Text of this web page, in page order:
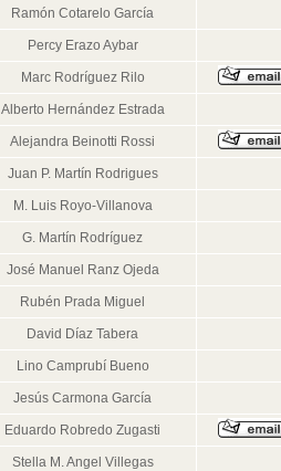
Ramón Cotarelo García
Percy Erazo Aybar
Marc Rodríguez Rilo
Alberto Hernández Estrada
Alejandra Beinotti Rossi
Juan P. Martín Rodrigues
M. Luis Royo-Villanova
G. Martín Rodríguez
José Manuel Ranz Ojeda
Rubén Prada Miguel
David Díaz Tabera
Lino Camprubí Bueno
Jesús Carmona García
Eduardo Robredo Zugasti
Stella M. Angel Villegas